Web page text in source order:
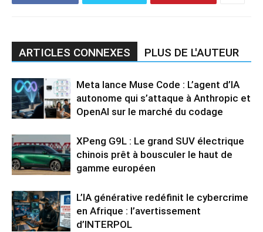
ARTICLES CONNEXES PLUS DE L'AUTEUR
Meta lance Muse Code : L’agent d’IA
autonome qui s’attaque à Anthropic et
OpenAI sur le marché du codage
XPeng G9L : Le grand SUV électrique
chinois prêt à bousculer le haut de
gamme européen
L’IA générative redéfinit le cybercrime
en Afrique : l’avertissement
d’INTERPOL